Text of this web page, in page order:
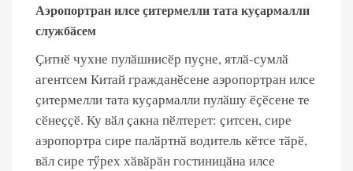
Аэропортран илсе ҫитермелли тата куҫармалли
службӑсем
Ҫитнӗ чухне пулӑшнисӗр пуҫне, ятлӑ-сумлӑ
агентсем Китай гражданӗсене аэропортран илсе
ҫитермелли тата куҫармалли пулӑшу ӗҫӗсене те
сӗнеҫҫӗ. Ку вӑл ҫакна пӗлтерет: ҫитсен, сире
аэропортра сире палӑртнӑ водитель кӗтсе тӑрӗ,
вӑл сире тӳрех хӑвӑрӑн гостиницӑна илсе